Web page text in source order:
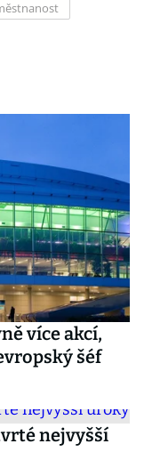
více akcí,
šéf
nejvyšší